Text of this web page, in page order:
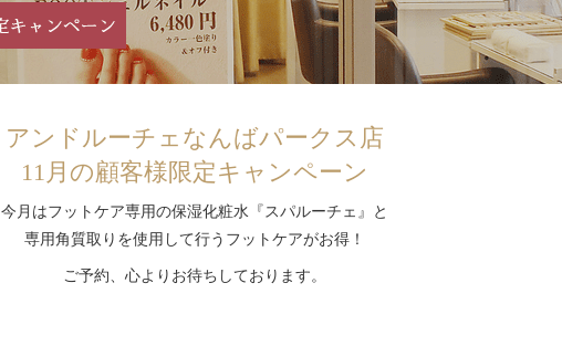
アンドルーチェなんばパークス店
11月の顧客様限定キャンペーン
今月はフットケア専用の保湿化粧水『スパルーチェ』と
専用角質取りを使用して行うフットケアがお得！
ご予約、心よりお待ちしております。